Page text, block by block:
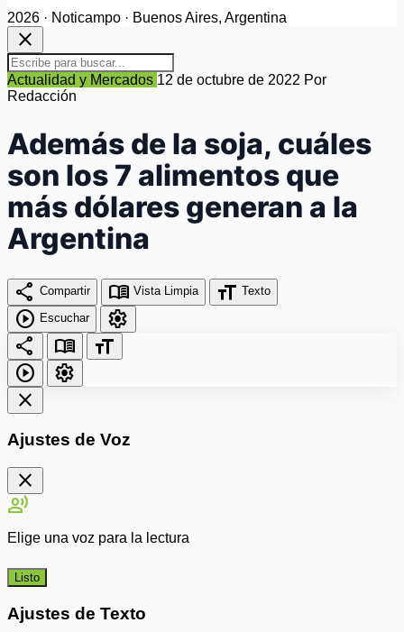
2026 · Noticampo · Buenos Aires, Argentina
close
Actualidad y Mercados 12 de octubre de 2022 Por
Redacción
Además de la soja, cuáles
son los 7 alimentos que
más dólares generan a la
Argentina
share Compartir menu_book Vista Limpia format_size Texto
play_circle Escuchar
settings
share
menu_book
format_size
play_circle
settings
close
Ajustes de Voz
close
record_voice_over
Elige una voz para la lectura
Listo
Ajustes de Texto